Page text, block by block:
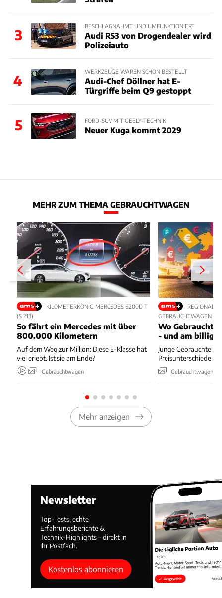
3
BESCHLAGNAHMT UND UMFUNKTIONIERT
Audi RS3 von Drogendealer wird
Polizeiauto
4
WERKZEUGE WAREN SCHON BESTELLT
Audi-Chef Döllner hat E-
Türgriffe beim Q9 gestoppt
5 FORD-SUV MIT GEELY-TECHNIK
Neuer Kuga kommt 2029
MEHR ZUM THEMA GEBRAUCHTWAGEN
KILOMETERKÖNIG MERCEDES E200D T
(S 213)
So fährt ein Mercedes mit über
800.000 Kilometern
Auf dem Weg zur Million: Diese E-Klasse hat
viel erlebt. Ist sie am Ende?
Gebrauchtwagen
REGIONALE
GEBRAUCHTWAGEN
Wo Gebrauchte
- und am
Junge Gebrauchte
Preisunterschiede
Gebrauchtwagen
Mehr anzeigen
Newsletter
Top-Tests, echte
Erfahrungsberichte &
Technik-Highlights – direkt in
Ihr Postfach.
Kostenlos abonnieren